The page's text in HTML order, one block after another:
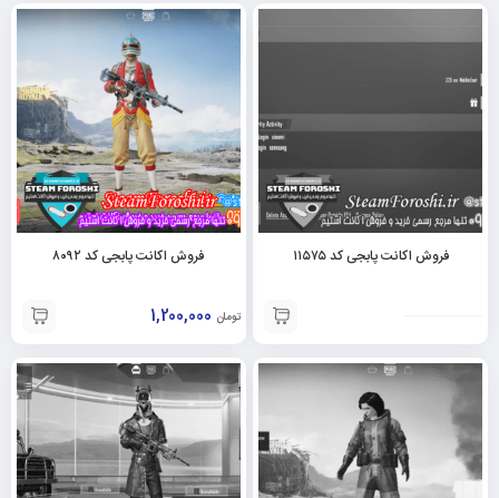
فروش اکانت پابجی کد ۱۱۵۷۵ فروش اکانت پابجی کد ۸۰۹۲
تومان